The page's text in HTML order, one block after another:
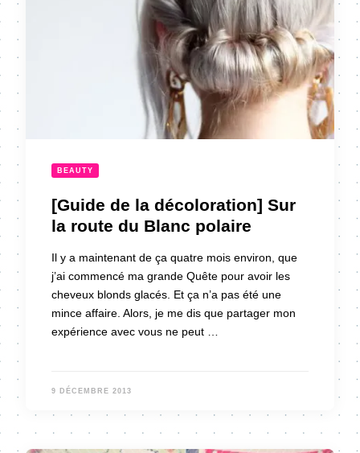
BEAUTY
[Guide de la décoloration] Sur
la route du Blanc polaire
Il y a maintenant de ça quatre mois environ, que
j’ai commencé ma grande Quête pour avoir les
cheveux blonds glacés. Et ça n’a pas été une
mince affaire. Alors, je me dis que partager mon
expérience avec vous ne peut …
9 DÉCEMBRE 2013